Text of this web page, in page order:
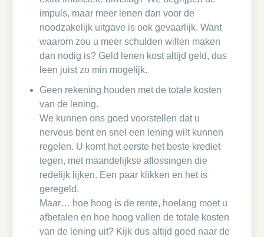
impuls, maar meer lenen dan voor de
noodzakelijk uitgave is ook gevaarlijk. Want
waarom zou u meer schulden willen maken
dan nodig is? Geld lenen kost altijd geld, dus
leen juist zo min mogelijk.
Geen rekening houden met de totale kosten
van de lening.
We kunnen ons goed voorstellen dat u
nerveus bent en snel een lening wilt kunnen
regelen. U komt het eerste het beste krediet
tegen, met maandelijkse aflossingen die
redelijk lijken. Een paar klikken en het is
geregeld.
Maar… hoe hoog is de rente, hoelang moet u
afbetalen en hoe hoog vallen de totale kosten
van de lening uit? Kijk dus altijd goed naar de